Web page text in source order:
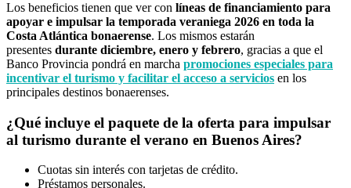
Los beneficios tienen que ver con líneas de financiamiento para
apoyar e impulsar la temporada veraniega 2026 en toda la
Costa Atlántica bonaerense. Los mismos estarán
presentes durante diciembre, enero y febrero, gracias a que el
Banco Provincia pondrá en marcha promociones especiales para
incentivar el turismo y facilitar el acceso a servicios en los
principales destinos bonaerenses.
¿Qué incluye el paquete de la oferta para impulsar
al turismo durante el verano en Buenos Aires?
Cuotas sin interés con tarjetas de crédito.
Préstamos personales.